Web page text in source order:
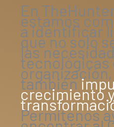
En
estamos
a identificar
que no solo
las
tecnológicas
también
crecimiento
Permítenos